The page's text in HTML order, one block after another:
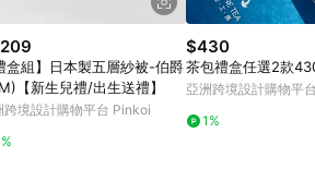
盒組】日本製五層紗被-伯爵
【新生兒禮/出生送禮】
跨境設計購物平台 Pinkoi
$430
茶包禮盒任選2款
亞洲跨境設計購物平
1%